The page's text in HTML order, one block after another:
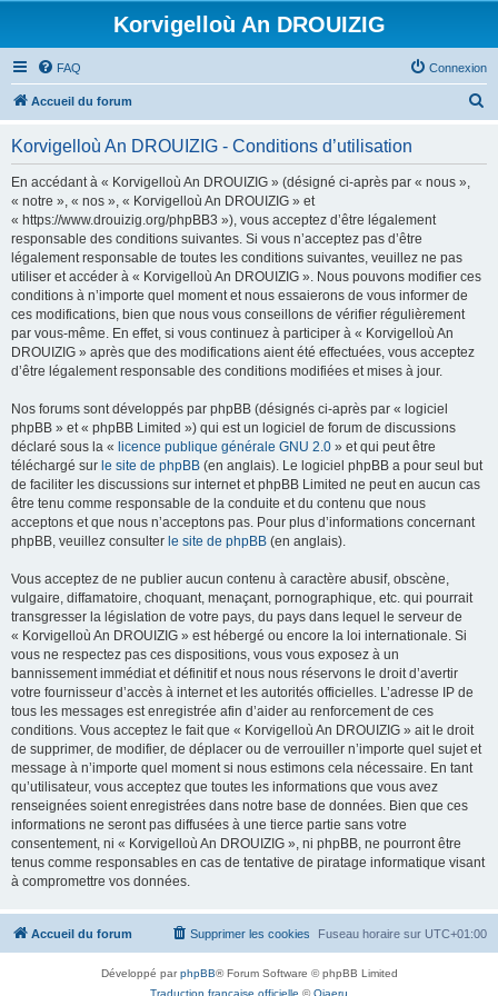
Korvigelloù An DROUIZIG
FAQ Connexion
Accueil du forum
Korvigelloù An DROUIZIG - Conditions d’utilisation
En accédant à « Korvigelloù An DROUIZIG » (désigné ci-après par « nous »,
« notre », « nos », « Korvigelloù An DROUIZIG » et
« https://www.drouizig.org/phpBB3 »), vous acceptez d’être légalement
responsable des conditions suivantes. Si vous n’acceptez pas d’être
légalement responsable de toutes les conditions suivantes, veuillez ne pas
utiliser et accéder à « Korvigelloù An DROUIZIG ». Nous pouvons modifier ces
conditions à n’importe quel moment et nous essaierons de vous informer de
ces modifications, bien que nous vous conseillons de vérifier régulièrement
par vous-même. En effet, si vous continuez à participer à « Korvigelloù An
DROUIZIG » après que des modifications aient été effectuées, vous acceptez
d’être légalement responsable des conditions modifiées et mises à jour.
Nos forums sont développés par phpBB (désignés ci-après par « logiciel
phpBB » et « phpBB Limited ») qui est un logiciel de forum de discussions
déclaré sous la « licence publique générale GNU 2.0 » et qui peut être
téléchargé sur le site de phpBB (en anglais). Le logiciel phpBB a pour seul but
de faciliter les discussions sur internet et phpBB Limited ne peut en aucun cas
être tenu comme responsable de la conduite et du contenu que nous
acceptons et que nous n’acceptons pas. Pour plus d’informations concernant
phpBB, veuillez consulter le site de phpBB (en anglais).
Vous acceptez de ne publier aucun contenu à caractère abusif, obscène,
vulgaire, diffamatoire, choquant, menaçant, pornographique, etc. qui pourrait
transgresser la législation de votre pays, du pays dans lequel le serveur de
« Korvigelloù An DROUIZIG » est hébergé ou encore la loi internationale. Si
vous ne respectez pas ces dispositions, vous vous exposez à un
bannissement immédiat et définitif et nous nous réservons le droit d’avertir
votre fournisseur d’accès à internet et les autorités officielles. L’adresse IP de
tous les messages est enregistrée afin d’aider au renforcement de ces
conditions. Vous acceptez le fait que « Korvigelloù An DROUIZIG » ait le droit
de supprimer, de modifier, de déplacer ou de verrouiller n’importe quel sujet et
message à n’importe quel moment si nous estimons cela nécessaire. En tant
qu’utilisateur, vous acceptez que toutes les informations que vous avez
renseignées soient enregistrées dans notre base de données. Bien que ces
informations ne seront pas diffusées à une tierce partie sans votre
consentement, ni « Korvigelloù An DROUIZIG », ni phpBB, ne pourront être
tenus comme responsables en cas de tentative de piratage informatique visant
à compromettre vos données.
Accueil du forum Fuseau horaire sur UTC+01:00
Supprimer les cookies
Développé parphpBB® Forum Software © phpBB Limited
Traduction française officielle ©Qiaeru